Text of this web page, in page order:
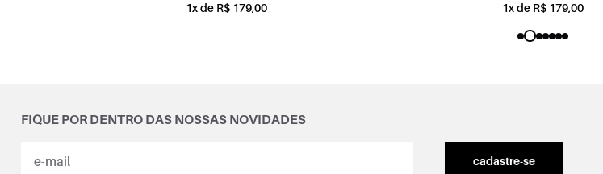
1x de R$ 179,00 1x de R$ 179,00
FIQUE POR DENTRO DAS NOSSAS NOVIDADES
cadastre-se